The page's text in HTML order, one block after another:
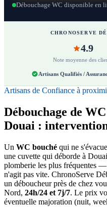
Débouchage WC disponible en
CHRONOSERVE
4.9
Note moyenne des
Artisans Qualifiés /
Artisans de Confiance à
Débouchage de
Douai :
Un WC bouché qui ne
une cuvette qui déborde à
plomberie les plus fréquentes —
n'agit pas vite. ChronoServe
un déboucheur près de chez
Nord, 24h/24 et 7j/7. Le prix
éventuelle majoration (nuit,